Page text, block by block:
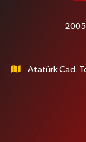
Atatürk Cad.